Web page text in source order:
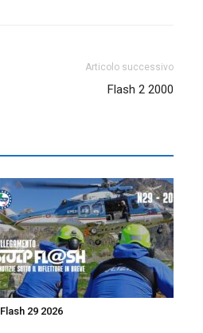
Articolo successivo
Flash 2 2000
Flash 29 2026